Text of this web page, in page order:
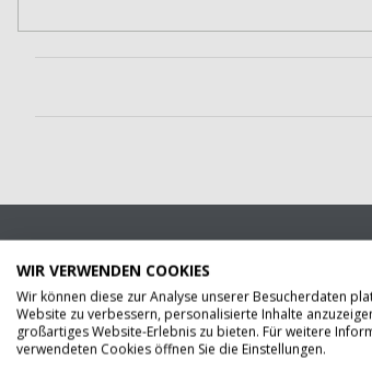
Unser
Per Mail
Senden Sie Ihre Fragen an
WIR VERWENDEN COOKIES
Wir können diese zur Analyse unserer Besucherdaten
Website zu verbessern, personalisierte Inhalte
großartiges Website-Erlebnis zu bieten. Für weitere
verwendeten Cookies öffnen Sie die Einstellungen.